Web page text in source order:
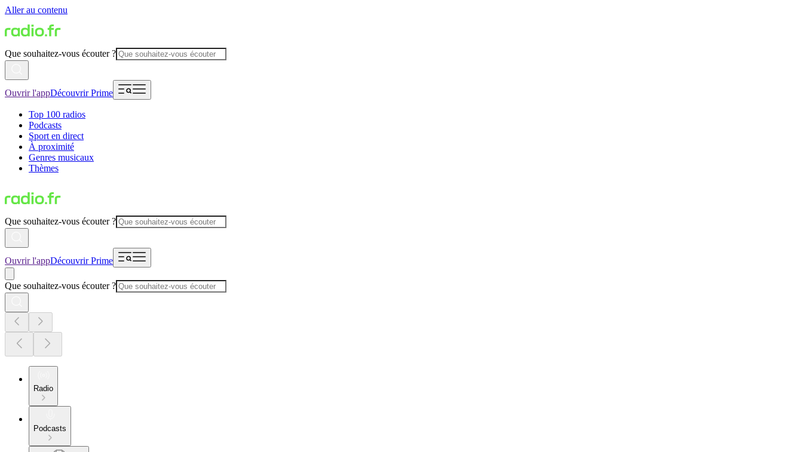
Aller au contenu
Que souhaitez-vous écouter ?
Ouvrir l'appDécouvrir Prime
Top 100 radios
Podcasts
Sport en direct
À proximité
Genres musicaux
Thèmes
Que souhaitez-vous écouter ?
Ouvrir l'appDécouvrir Prime
Que souhaitez-vous écouter ?
Radio
Podcasts